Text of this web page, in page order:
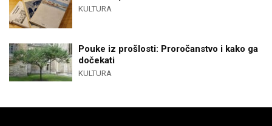
KULTURA
Pouke iz prošlosti: Proročanstvo i kako ga
dočekati
KULTURA